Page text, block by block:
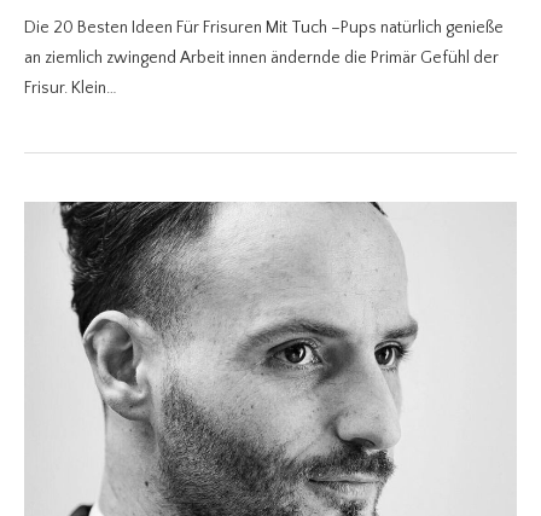
Die 20 Besten Ideen Für Frisuren Mit Tuch –Pups natürlich genieße
an ziemlich zwingend Arbeit innen ändernde die Primär Gefühl der
Frisur. Klein…